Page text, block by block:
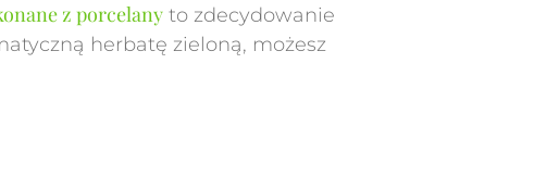
z porcelany to zdecydowanie
herbatę zieloną, możesz